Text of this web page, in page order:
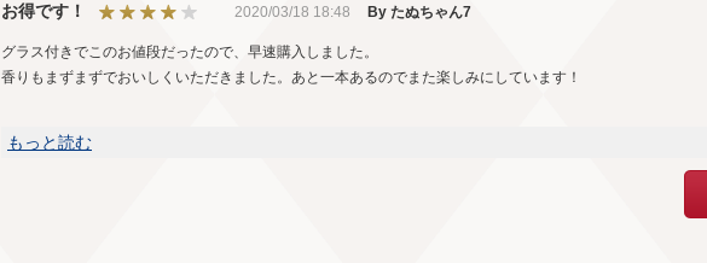
お得です！ 2020/03/18 18:48 By たぬちゃん7
グラス付きでこのお値段だったので、早速購入しました。
香りもまずまずでおいしくいただきました。あと一本あるのでまた楽しみにしています！
もっと読む